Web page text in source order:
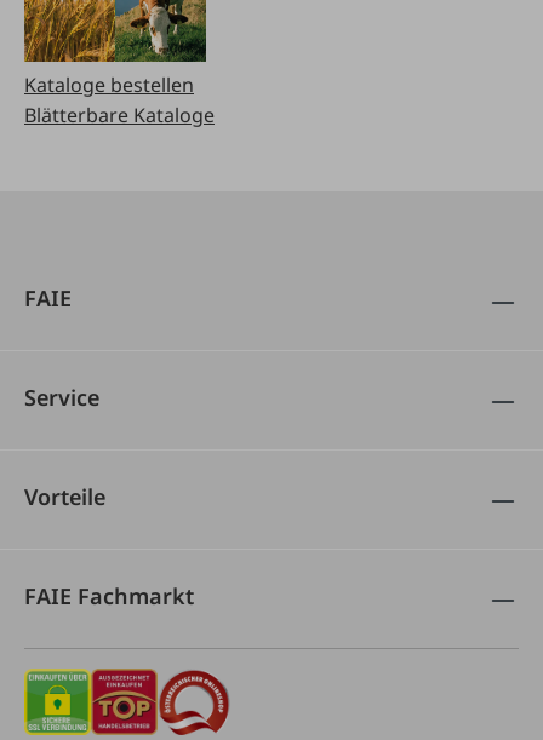
Kataloge bestellen
Blätterbare Kataloge
FAIE
Service
Vorteile
FAIE Fachmarkt